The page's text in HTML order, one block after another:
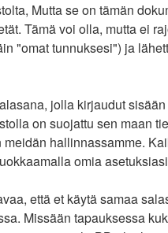
Mutta se on tämän
Tämä voi olla, mutta ei
"omat tunnuksesi") ja
jolla kirjaudut
on suojattu sen maan
hallinnassamme.
omia
että et käytä samaa
Missään tapauksessa